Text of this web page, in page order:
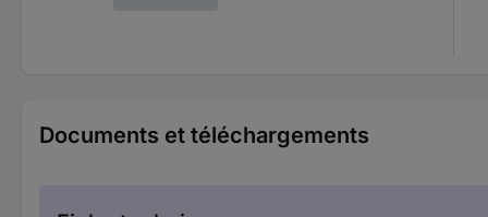
Documents et téléchargements